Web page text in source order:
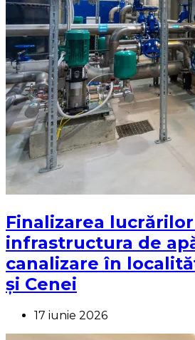
Finalizarea
infrastructura de
canalizare în
și Cenei
17 iunie 2026